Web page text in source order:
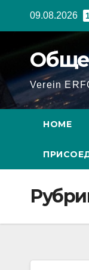
09.08.2026
Verein
HOME